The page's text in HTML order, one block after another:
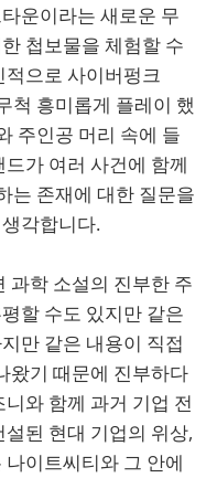
운이라는 새로운 무
첩보물을 체험할 수
으로 사이버펑크
척 흥미롭게 플레이 했
주인공 머리 속에 들
가 여러 사건에 함께
는 존재에 대한 질문을
각합니다.
과학 소설의 진부한 주
할 수도 있지만 같은
만 같은 내용이 직접
왔기 때문에 진부하다
와 함께 과거 기업 전
된 현대 기업의 위상,
이트씨티와 그 안에